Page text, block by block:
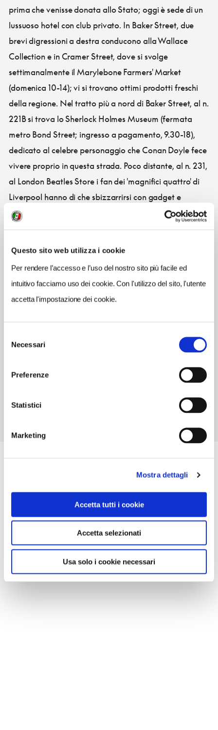
Questo sito web utilizza i cookie
Per rendere l’accesso e l’uso del nostro sito più facile ed
intuitivo facciamo uso dei cookie. Con l'utilizzo del sito, l'utente
accetta l'impostazione dei cookie.
delNecessari
Preferenze
Statistici
Marketing
Mostra dettagli
Accetta tutti i cookie
Accetta selezionati
Usa solo i cookie necessari
prima che venisse donata allo Stato; oggi è sede di un
lussuoso hotel con club privato. In Baker Street, due
brevi digressioni a destra conducono alla Wallace
Collection e in Cramer Street, dove si svolge
settimanalmente il Marylebone Farmers' Market
(domenica 10-14); vi si trovano ottimi prodotti freschi
della regione. Nel tratto più a nord di Baker Street, al n.
221B si trova lo Sherlock Holmes Museum (fermata
metro Bond Street; ingresso a pagamento, 9.30-18),
dedicato al celebre personaggio che Conan Doyle fece
vivere proprio in questa strada. Poco distante, al n. 231,
al London Beatles Store i fan dei 'magnifici quattro' di
Liverpool hanno di che sbizzarrirsi con gadget e
oggetti da collezione.
CONDIVIDI
Vedi su Google Maps
METRO